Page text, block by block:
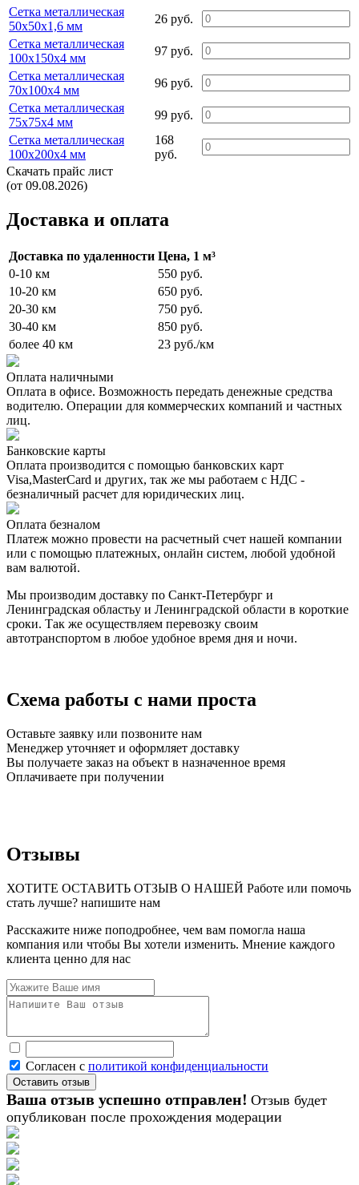
Сетка металлическая
50х50х1,6 мм
26 руб.
Сетка металлическая
100х150х4 мм
97 руб.
Сетка металлическая
70х100х4 мм
96 руб.
Сетка металлическая
75х75х4 мм
99 руб.
Сетка металлическая
100х200х4 мм
168
руб.
Скачать прайс лист
(от 09.08.2026)
Доставка и оплата
Доставка по удаленности Цена, 1 м³
0-10 км
550 руб.
10-20 км
650 руб.
20-30 км
750 руб.
30-40 км
850 руб.
более 40 км
23 руб./км
Оплата наличными
Оплата в офисе. Возможность передать денежные средства
водителю. Операции для коммерческих компаний и частных
лиц.
Банковские карты
Оплата производится с помощью банковских карт
Visa,MasterCard и других, так же мы работаем с НДС -
безналичный расчет для юридических лиц.
Оплата безналом
Платеж можно провести на расчетный счет нашей компании
или с помощью платежных, онлайн систем, любой удобной
вам валютой.
Мы производим доставку по Санкт-Петербург и
Ленинградская областьу и Ленинградской области в короткие
сроки. Так же осуществляем перевозку своим
автотранспортом в любое удобное время дня и ночи.
Схема работы с нами проста
Оставьте заявку или позвоните нам
Менеджер уточняет и оформляет доставку
Вы получаете заказ на объект в назначенное время
Оплачиваете при получении
Отзывы
ХОТИТЕ ОСТАВИТЬ ОТЗЫВ О НАШЕЙ Работе или помочь
стать лучше? напишите нам
Расскажите ниже поподробнее, чем вам помогла наша
компания или чтобы Вы хотели изменить. Мнение каждого
клиента ценно для нас
Согласен с политикой конфиденциальности
Ваша отзыв успешно отправлен! Отзыв будет
опубликован после прохождения модерации